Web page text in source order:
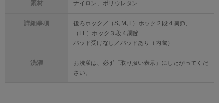
素材 ナイロン、ポリウレタン
詳細事項
後ろホック／（S､M､L）ホック２段４調節、
（LL）ホック３段４調節
パッド受けなし／パッドあり（内蔵）
洗濯
お洗濯は、必ず「取り扱い表示」にしたがってくだ
さい。